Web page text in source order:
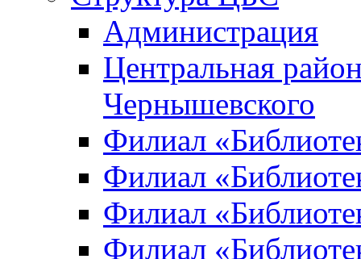
Администрация
Центральная
Чернышевского
Филиал
Филиал
Филиал
Филиал